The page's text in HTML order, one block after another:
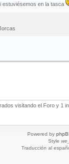
estuviésemos en la tasca
visitando el Foro y 1
Powered by
Style
Traducción al